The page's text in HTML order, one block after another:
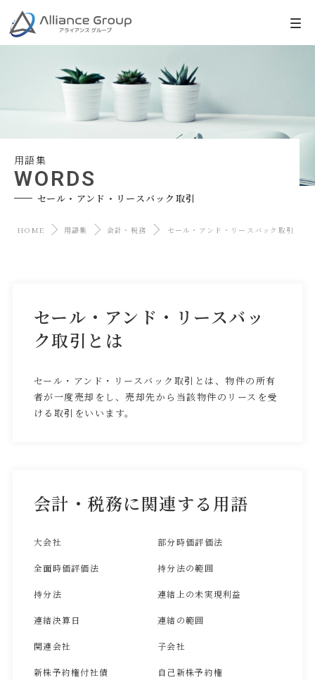
用語集
WORDS
セール・アンド・リースバック取引
HOME 用語集 会計・税務 セール・アンド・リースバック取引
セール・アンド・リースバッ
ク取引とは
セール・アンド・リースバック取引とは、物件の所有
者が一度売却をし、売却先から当該物件のリースを受
ける取引をいいます。
会計・税務に関連する用語
大会社 部分時価評価法
全面時価評価法 持分法の範囲
持分法 連結上の未実現利益
連結決算日 連結の範囲
関連会社 子会社
新株予約権付社債 自己新株予約権